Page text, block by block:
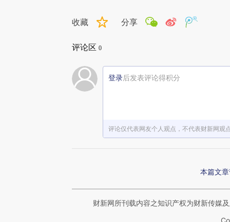
收藏 分享
评论区 0
登录后发表评论得积分
评论仅代表网友个人观点，不代表财新网观
本篇文
财新网所刊载内容之知识产权为财新传媒